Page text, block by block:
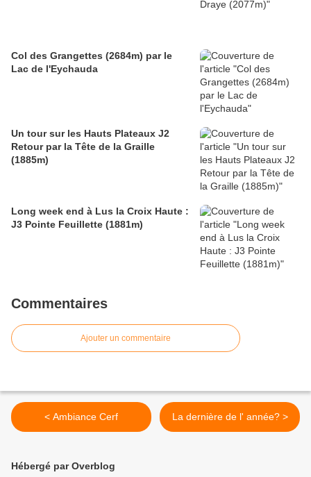
Col des Grangettes (2684m) par le
Lac de l'Eychauda
Un tour sur les Hauts Plateaux J2
Retour par la Tête de la Graille
(1885m)
Long week end à Lus la Croix Haute :
J3 Pointe Feuillette (1881m)
Commentaires
Ajouter un commentaire
< Ambiance Cerf La dernière de l' année? >
Hébergé par Overblog